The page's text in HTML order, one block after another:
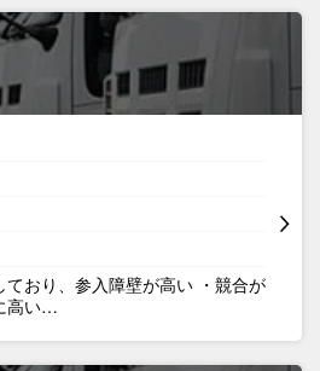
ており、参入障壁が高い ・競合が
高い…